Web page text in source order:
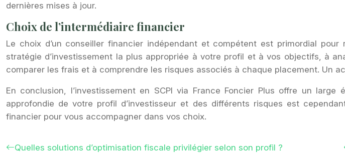
dernières mises à jour.
Choix de l’intermédiaire financier
Le choix d’un conseiller financier indépendant et compétent est primordial
stratégie d’investissement la plus appropriée à votre profil et à vos objectifs, à
comparer les frais et à comprendre les risques associés à chaque placement. Un
En conclusion, l’investissement en SCPI via France Foncier Plus offre un
approfondie de votre profil d’investisseur et des différents risques est
financier pour vous accompagner dans vos choix.
Quelles solutions d’optimisation fiscale privilégier selon son profil ?